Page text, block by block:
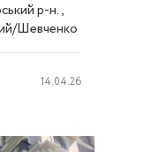
р-н.,
Шевченко
14.04.26